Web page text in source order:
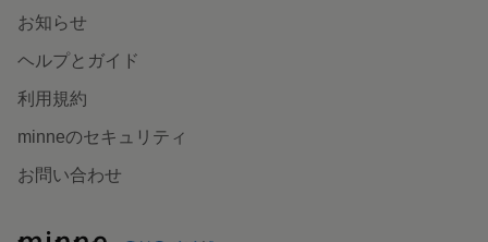
お知らせ
ヘルプとガイド
利用規約
minneのセキュリティ
お問い合わせ